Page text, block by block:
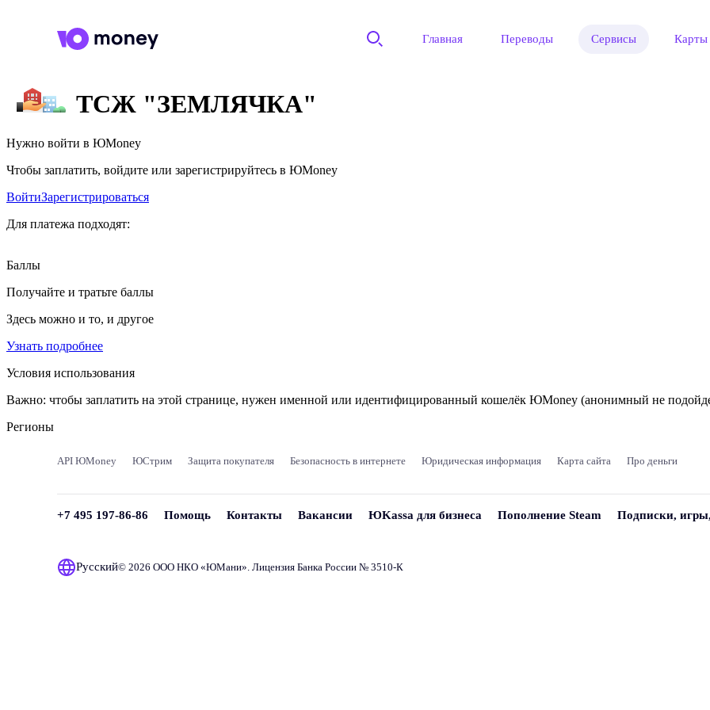
Главная Переводы Сервисы Карты
ТСЖ "ЗЕМЛЯЧКА"
Нужно войти в ЮMoney
Чтобы заплатить, войдите или зарегистрируйтесь в ЮMoney
ВойтиЗарегистрироваться
Для платежа подходят:
Баллы
Получайте и тратьте баллы
Здесь можно и то, и другое
Узнать подробнее
Условия использования
Важно: чтобы заплатить на этой странице, нужен именной или идентифицированный кошелёк ЮMoney (анонимный не
Регионы
API ЮMoney ЮСтрим Защита покупателя Безопасность в интернете Юридическая информация Карта сайта Про деньги
+7 495 197-86-86 Помощь Контакты Вакансии ЮKassa для бизнеса Пополнение Steam Подписки,
Русский© 2026 ООО НКО «ЮМани». Лицензия Банка России № 3510‑К